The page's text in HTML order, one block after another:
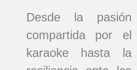
Desde la pasión
compartida por el
karaoke hasta la